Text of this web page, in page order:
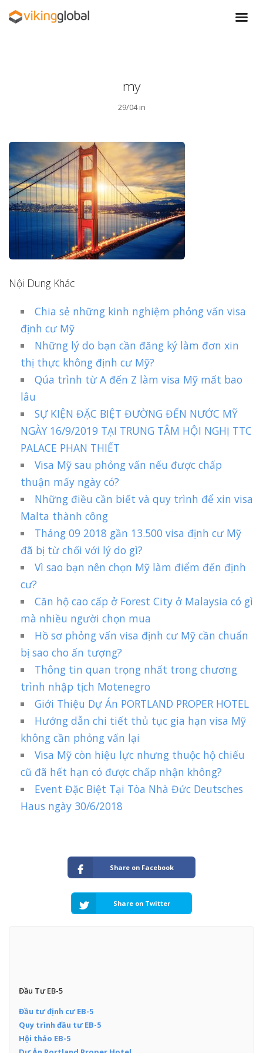
my
29/04 in
Nội Dung Khác
Chia sẻ những kinh nghiệm phỏng vấn visa
định cư Mỹ
Những lý do bạn cần đăng ký làm đơn xin
thị thực không định cư Mỹ?
Qúa trình từ A đến Z làm visa Mỹ mất bao
lâu
SỰ KIỆN ĐẶC BIỆT ĐƯỜNG ĐẾN NƯỚC MỸ
NGÀY 16/9/2019 TẠI TRUNG TÂM HỘI NGHỊ TTC
PALACE PHAN THIẾT
Visa Mỹ sau phỏng vấn nếu được chấp
thuận mấy ngày có?
Những điều cần biết và quy trình để xin visa
Malta thành công
Tháng 09 2018 gần 13.500 visa định cư Mỹ
đã bị từ chối với lý do gì?
Vì sao bạn nên chọn Mỹ làm điểm đến định
cư?
Căn hộ cao cấp ở Forest City ở Malaysia có gì
mà nhiều người chọn mua
Hồ sơ phỏng vấn visa định cư Mỹ cần chuẩn
bị sao cho ấn tượng?
Thông tin quan trọng nhất trong chương
trình nhập tịch Motenegro
Giới Thiệu Dự Án PORTLAND PROPER HOTEL
Hướng dẫn chi tiết thủ tục gia hạn visa Mỹ
không cần phỏng vấn lại
Visa Mỹ còn hiệu lực nhưng thuộc hộ chiếu
cũ đã hết hạn có được chấp nhận không?
Event Đặc Biệt Tại Tòa Nhà Đức Deutsches
Haus ngày 30/6/2018
Share on Facebook
Share on Twitter
Đầu Tư EB-5
Đầu tư định cư EB-5
Quy trình đầu tư EB-5
Hội thảo EB-5